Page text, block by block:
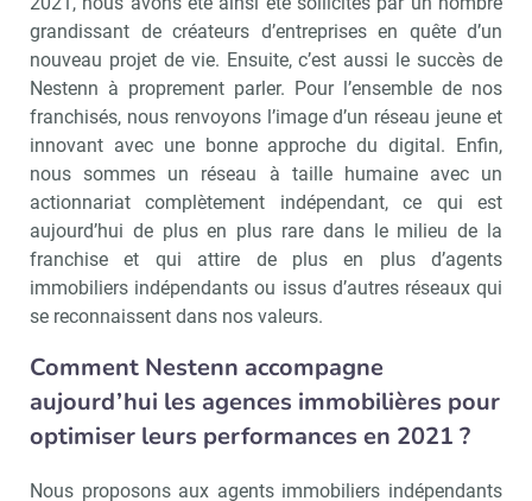
grandissant de créateurs d’entreprises en quête d’un
nouveau projet de vie. Ensuite, c’est aussi le succès de
Nestenn à proprement parler. Pour l’ensemble de nos
franchisés, nous renvoyons l’image d’un réseau jeune et
innovant avec une bonne approche du digital. Enfin,
nous sommes un réseau à taille humaine avec un
actionnariat complètement indépendant, ce qui est
aujourd’hui de plus en plus rare dans le milieu de la
franchise et qui attire de plus en plus d’agents
immobiliers indépendants ou issus d’autres réseaux qui
se reconnaissent dans nos valeurs.
Comment Nestenn accompagne
aujourd’hui les agences immobilières pour
optimiser leurs performances en 2021 ?
Nous proposons aux agents immobiliers indépendants